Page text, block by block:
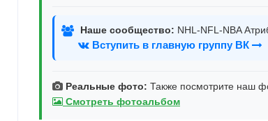
Наше сообщество: NHL-NFL-NBA
Вступить в главную группу ВК
Реальные фото: Также посмотрите наш
Смотреть фотоальбом